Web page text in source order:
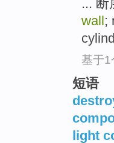
... 断
wall ;
基于1
短语
light